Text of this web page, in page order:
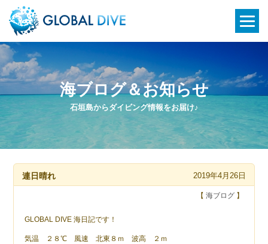
石垣島からダイビング情報をお届け♪
海ブログ＆お知らせ
連日晴れ 2019年4月26日
【 海ブログ】
GLOBAL DIVE 海日記です！
気温 ２８℃ 風速 北東８ｍ 波高 ２ｍ